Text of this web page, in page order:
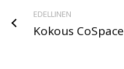
EDELLINEN
Kokous CoSpace